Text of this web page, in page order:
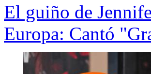
El guiño de
Europa: Cantó